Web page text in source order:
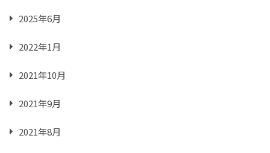
2025年6月
2022年1月
2021年10月
2021年9月
2021年8月